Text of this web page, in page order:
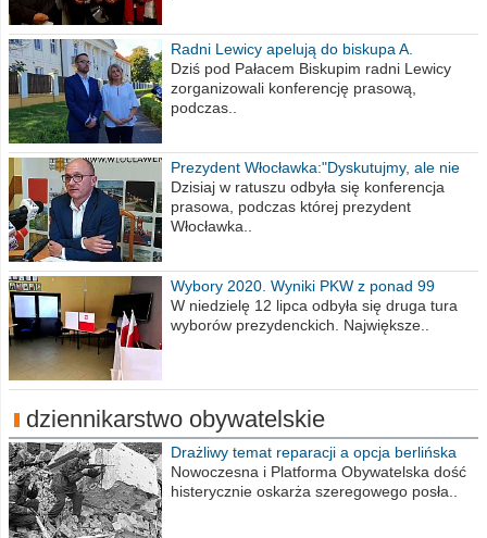
Radni Lewicy apelują do biskupa A.
Wiesława Meringa
Dziś pod Pałacem Biskupim radni Lewicy
zorganizowali konferencję prasową,
podczas..
Prezydent Włocławka:"Dyskutujmy, ale nie
obrażajmy się”
Dzisiaj w ratuszu odbyła się konferencja
prasowa, podczas której prezydent
Włocławka..
Wybory 2020. Wyniki PKW z ponad 99
procent obwodów
W niedzielę 12 lipca odbyła się druga tura
wyborów prezydenckich. Największe..
dziennikarstwo obywatelskie
Drażliwy temat reparacji a opcja berlińska
Nowoczesna i Platforma Obywatelska dość
histerycznie oskarża szeregowego posła..